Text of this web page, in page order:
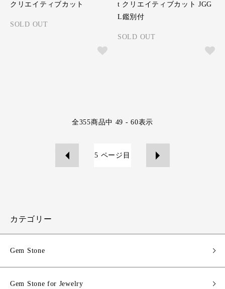
クリエイティブカット
SOLD OUT
t クリエイティブカット JGG
L鑑別付
SOLD OUT
全355商品中 49 - 60表示
5 ページ目
カテゴリー
Gem Stone
Gem Stone for Jewelry